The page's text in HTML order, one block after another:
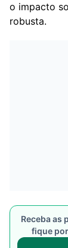
o impacto
robusta.
Receba as
fique